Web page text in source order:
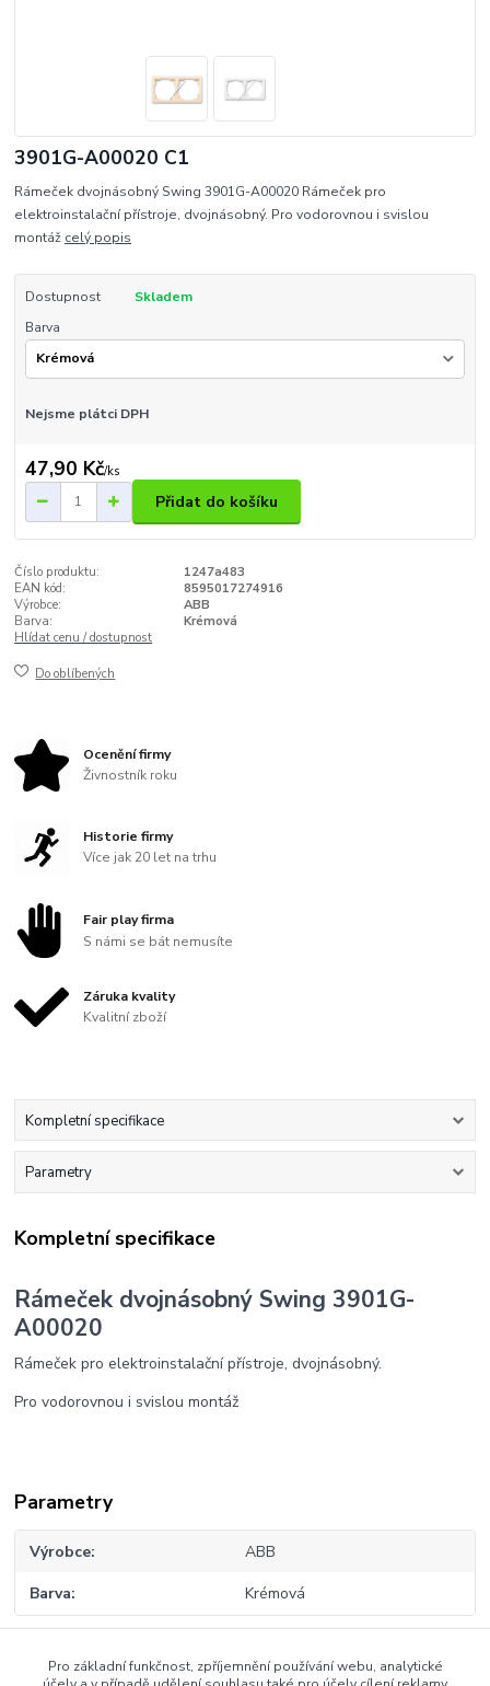
3901G-A00020 C1
Rámeček dvojnásobný Swing 3901G-A00020 Rámeček pro
elektroinstalační přístroje, dvojnásobný. Pro vodorovnou i svislou
montáž celý popis
Dostupnost
Skladem
Barva
Nejsme plátci DPH
47,90 Kč/ks
Přidat do košíku
Číslo produktu:
1247a483
EAN kód:
8595017274916
Výrobce:
ABB
Barva:
Krémová
Hlídat cenu / dostupnost
Do oblíbených
Ocenění firmy
Živnostník roku
Historie firmy
Více jak 20 let na trhu
Fair play firma
S námi se bát nemusíte
Záruka kvality
Kvalitní zboží
Kompletní specifikace
Parametry
Kompletní specifikace
Rámeček dvojnásobný Swing 3901G-
A00020
Rámeček pro elektroinstalační přístroje, dvojnásobný.
Pro vodorovnou i svislou montáž
Parametry
Výrobce ABB
Barva Krémová
Pro základní funkčnost, zpříjemnění používání webu, analytické